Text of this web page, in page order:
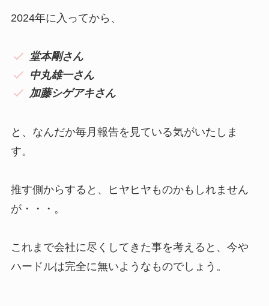
2024年に入ってから、
堂本剛さん
中丸雄一さん
加藤シゲアキさん
と、なんだか毎月報告を見ている気がいたしま
す。
推す側からすると、ヒヤヒヤものかもしれません
が・・・。
これまで会社に尽くしてきた事を考えると、今や
ハードルは完全に無いようなものでしょう。